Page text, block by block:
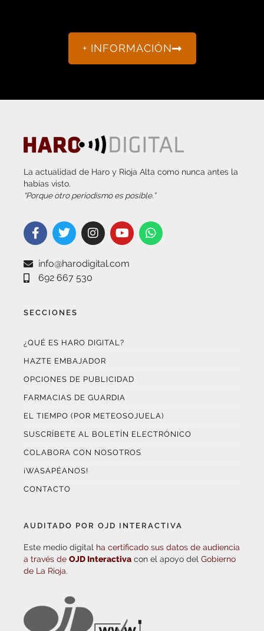
+ INFORMACIÓN
La actualidad de Haro y Rioja Alta como nunca antes la
habías visto.
“Porque otro periodismo es posible.”
info@harodigital.com
692 667 530
SECCIONES
¿QUÉ ES HARO DIGITAL?
HAZTE EMBAJADOR
OPCIONES DE PUBLICIDAD
FARMACIAS DE GUARDIA
EL TIEMPO (POR METEOSOJUELA)
SUSCRÍBETE AL BOLETÍN ELECTRÓNICO
COLABORA CON NOSOTROS
¡WASAPÉANOS!
CONTACTO
AUDITADO POR OJD INTERACTIVA
Este medio digital ha certificado sus datos de audiencia
a través de OJD Interactiva con el apoyo del Gobierno
de La Rioja.